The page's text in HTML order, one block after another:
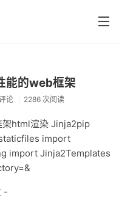
能的web框架
论 2286 次阅读
html渲染 Jinja2pip
import
import Jinja2Templates
-